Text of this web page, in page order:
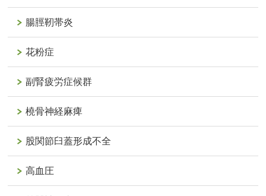
腸脛靭帯炎
花粉症
副腎疲労症候群
橈骨神経麻痺
股関節臼蓋形成不全
高血圧